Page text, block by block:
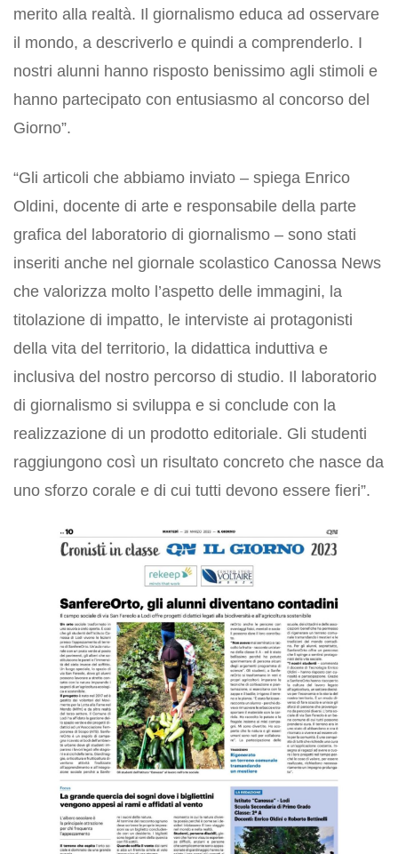
merito alla realtà. Il giornalismo educa ad osservare
il mondo, a descriverlo e quindi a comprenderlo. I
nostri alunni hanno risposto benissimo agli stimoli e
hanno partecipato con entusiasmo al concorso del
Giorno”.
“Gli articoli che abbiamo inviato – spiega Enrico
Oldini, docente di arte e responsabile della parte
grafica del laboratorio di giornalismo – sono stati
inseriti anche nel giornale scolastico Canossa News
che valorizza molto l’aspetto delle immagini, la
titolazione di impatto, le interviste ai protagonisti
della vita del territorio, la didattica induttiva e
inclusiva del nostro percorso di studio. Il laboratorio
di giornalismo si sviluppa e si conclude con la
realizzazione di un prodotto editoriale. Gli studenti
raggiungono così un risultato concreto che nasce da
uno sforzo corale e di cui tutti devono essere fieri”.